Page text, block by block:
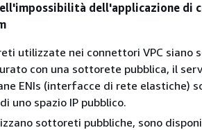
dell'applicazione di
utilizzate nei connettori VPC siano
con una sottorete pubblica, il
ENIs (interfacce di rete elastiche)
uno spazio IP pubblico.
sottoreti pubbliche, sono